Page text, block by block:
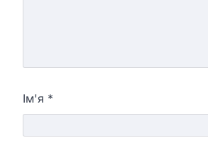
Ім'я *